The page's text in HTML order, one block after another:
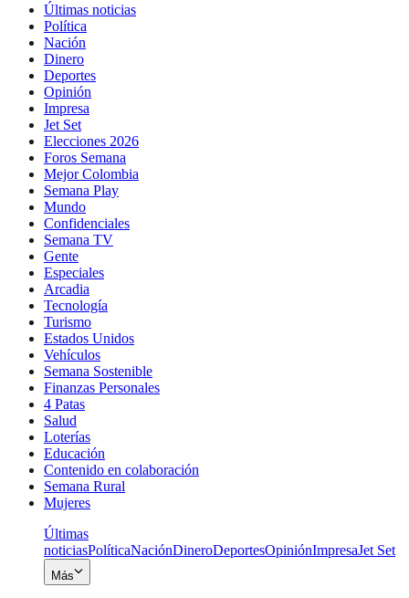
Últimas noticias
Política
Nación
Dinero
Deportes
Opinión
Impresa
Jet Set
Elecciones 2026
Foros Semana
Mejor Colombia
Semana Play
Mundo
Confidenciales
Semana TV
Gente
Especiales
Arcadia
Tecnología
Turismo
Estados Unidos
Vehículos
Semana Sostenible
Finanzas Personales
4 Patas
Salud
Loterías
Educación
Contenido en colaboración
Semana Rural
Mujeres
Últimas
noticiasPolíticaNaciónDineroDeportesOpiniónImpresaJet Set
Más